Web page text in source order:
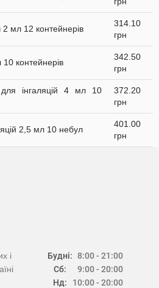
мл 12 контейнерів
314.10
грн
контейнерів
342.50
грн
інгаляцій 4 мл 10
372.20
грн
2,5 мл 10 небул
401.00
грн
Будні:
Сб:
Нд:
8:00 - 21:00
9:00 - 20:00
10:00 - 20:00
і